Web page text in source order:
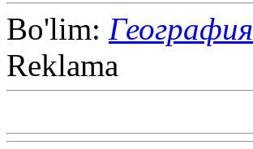
Bo'lim: География
Reklama